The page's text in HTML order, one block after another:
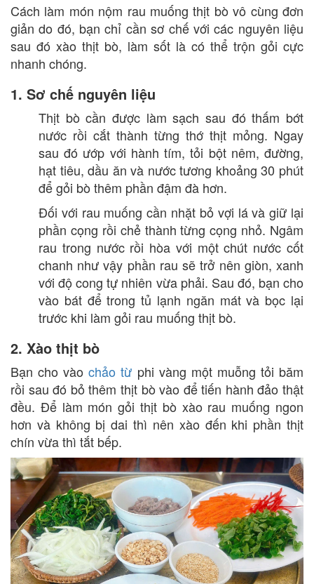
Cách làm món nộm rau muống thịt bò vô cùng đơn
giản do đó, bạn chỉ cần sơ chế với các nguyên liệu
sau đó xào thịt bò, làm sốt là có thể trộn gỏi cực
nhanh chóng.
1. Sơ chế nguyên liệu
Thịt bò cần được làm sạch sau đó thấm bớt
nước rồi cắt thành từng thớ thịt mỏng. Ngay
sau đó ướp với hành tím, tỏi bột nêm, đường,
hạt tiêu, dầu ăn và nước tương khoảng 30 phút
để gỏi bò thêm phần đậm đà hơn.
Đối với rau muống cần nhặt bỏ vợi lá và giữ lại
phần cọng rồi chẻ thành từng cọng nhỏ. Ngâm
rau trong nước rồi hòa với một chút nước cốt
chanh như vậy phần rau sẽ trở nên giòn, xanh
với độ cong tự nhiên vừa phải. Sau đó, bạn cho
vào bát để trong tủ lạnh ngăn mát và bọc lại
trước khi làm gỏi rau muống thịt bò.
2. Xào thịt bò
Bạn cho vàochảo từ phi vàng một muỗng tỏi băm
rồi sau đó bỏ thêm thịt bò vào để tiến hành đảo thật
đều. Để làm món gỏi thịt bò xào rau muống ngon
hơn và không bị dai thì nên xào đến khi phần thịt
chín vừa thì tắt bếp.